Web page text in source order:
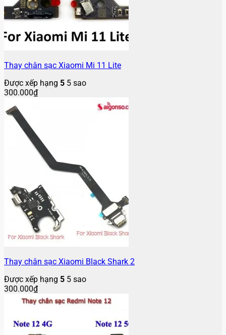
Thay chân sạc Xiaomi Mi 11 Lite
Được xếp hạng 5 5 sao
300.000₫
Thay chân sạc Xiaomi Black Shark 2
Được xếp hạng 5 5 sao
300.000₫